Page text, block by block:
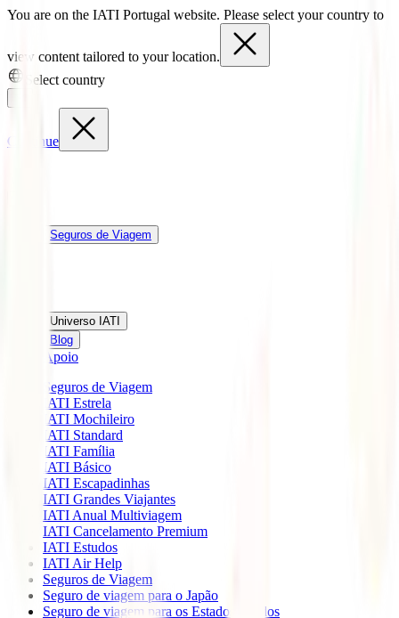
You are on the IATI Portugal website. Please select your country to
view content tailored to your location.
Select country
Continue
Seguros de Viagem
Universo IATI
Blog
Apoio
Seguros de Viagem
IATI Estrela
IATI Mochileiro
IATI Standard
IATI Família
IATI Básico
IATI Escapadinhas
IATI Grandes Viajantes
IATI Anual Multiviagem
IATI Cancelamento Premium
IATI Estudos
IATI Air Help
Seguros de Viagem
Seguro de viagem para o Japão
Seguro de viagem para os Estados Unidos